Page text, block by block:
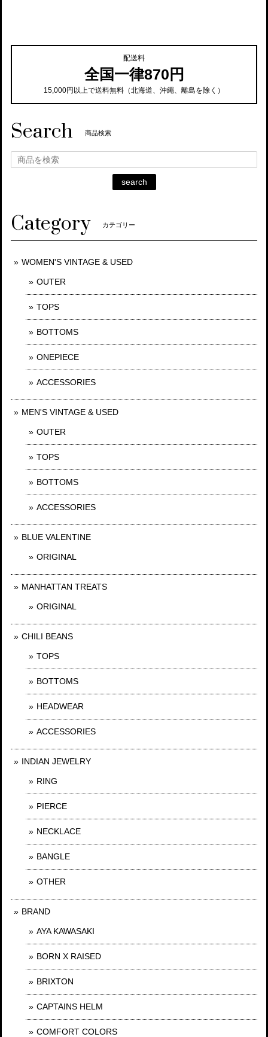
配送料
全国一律870円
15,000円以上で送料無料（北海道、沖繩、離島を除く）
Search 商品検索
search
Category カテゴリー
WOMEN'S VINTAGE & USED
OUTER
TOPS
BOTTOMS
ONEPIECE
ACCESSORIES
MEN'S VINTAGE & USED
OUTER
TOPS
BOTTOMS
ACCESSORIES
BLUE VALENTINE
ORIGINAL
MANHATTAN TREATS
ORIGINAL
CHILI BEANS
TOPS
BOTTOMS
HEADWEAR
ACCESSORIES
INDIAN JEWELRY
RING
PIERCE
NECKLACE
BANGLE
OTHER
BRAND
AYA KAWASAKI
BORN X RAISED
BRIXTON
CAPTAINS HELM
COMFORT COLORS